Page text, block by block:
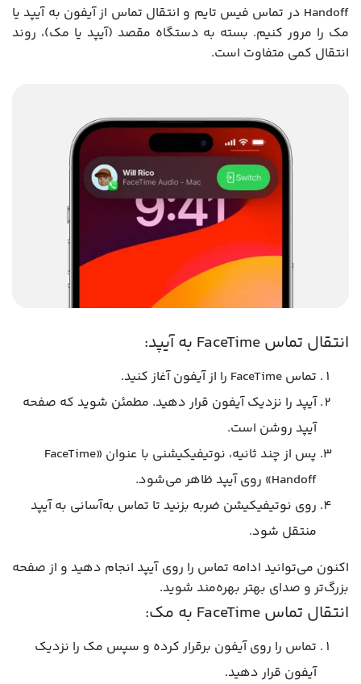
Handoff در تماس فیس تایم و انتقال تماس از آیفون به آیپد یا
مک را مرور کنیم. بسته به دستگاه مقصد (آیپد یا مک)، روند
انتقال کمی متفاوت است.
انتقال تماس FaceTime به آیپد:
تماس FaceTime را از آیفون آغاز کنید.
آیپد را نزدیک آیفون قرار دهید. مطمئن شوید که صفحه
آیپد روشن است.
پس از چند ثانیه، نوتیفیکیشنی با عنوان «FaceTime
Handoff» روی آیپد ظاهر می‌شود.
روی نوتیفیکیشن ضربه بزنید تا تماس به‌آسانی به آیپد
منتقل شود.
اکنون می‌توانید ادامه تماس را روی آیپد انجام دهید و از صفحه
بزرگ‌تر و صدای بهتر بهره‌مند شوید.
انتقال تماس FaceTime به مک:
تماس را روی آیفون برقرار کرده و سپس مک را نزدیک
آیفون قرار دهید.